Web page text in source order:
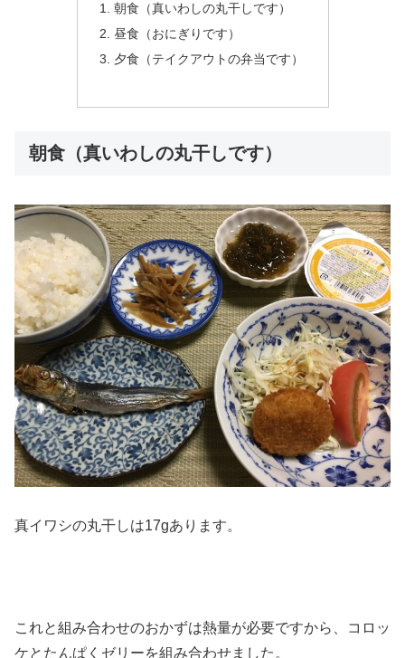
朝食（真いわしの丸干しです）
昼食（おにぎりです）
夕食（テイクアウトの弁当です）
朝食（真いわしの丸干しです）
真イワシの丸干しは17gあります。
これと組み合わせのおかずは熱量が必要ですから、コロッ
ケとたんぱくゼリーを組み合わせました。